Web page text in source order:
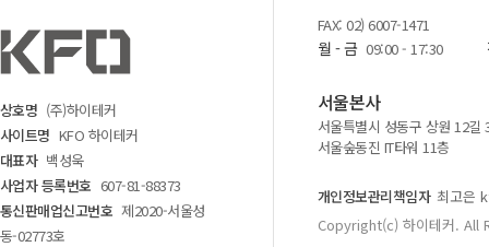
상호명 (주)하이테커
사이트명 KFO 하이테커
대표자 백성욱
사업자 등록번호 607-81-88373
통신판매업신고번호 제2020-서울성
동-02773호
FAX: 02) 6007-1471
월 - 금 09:00 - 17:30
서울본사
서울특별시 성동구 상원 12길
서울숲동진 IT타워 11층
개인정보관리책임자 최고은
Copyright(c) 하이테커.